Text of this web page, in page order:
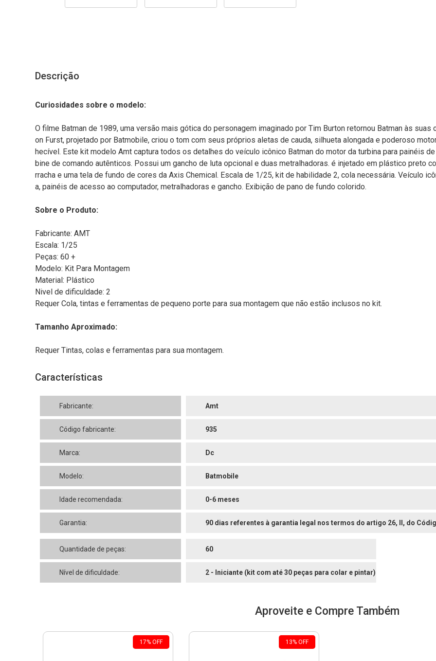
Descrição
Curiosidades sobre o modelo:
O filme Batman de 1989, uma versão mais gótica do personagem imaginado por Tim Burton retornou Batman às
on Furst, projetado por Batmobile, criou o tom com seus próprios aletas de cauda, silhueta alongada e poderoso
hecível. Este kit modelo Amt captura todos os detalhes do veículo icônico Batman do motor da turbina para painéis
bine de comando autênticos. Possui um gancho de luta opcional e duas metralhadoras. é injetado em plástico preto
rracha e uma tela de fundo de cores da Axis Chemical. Escala de 1/25, kit de habilidade 2, cola necessária. Veículo
a, painéis de acesso ao computador, metralhadoras e gancho. Exibição de pano de fundo colorido.
Sobre o Produto:
Fabricante: AMT
Escala: 1/25
Peças: 60 +
Modelo: Kit Para Montagem
Material: Plástico
Nivel de dificuldade: 2
Requer Cola, tintas e ferramentas de pequeno porte para sua montagem que não estão inclusos no kit.
Tamanho Aproximado:
Requer Tintas, colas e ferramentas para sua montagem.
Características
Fabricante: Amt
Código fabricante: 935
Marca: Dc
Modelo: Batmobile
Idade recomendada: 0-6 meses
Garantia: 90 dias referentes à garantia legal nos termos do artigo 26, II, do
Quantidade de peças: 60
Nível de dificuldade: 2 - Iniciante (kit com até 30 peças para colar e pintar)
Aproveite e Compre Também
17% OFF 13% OFF